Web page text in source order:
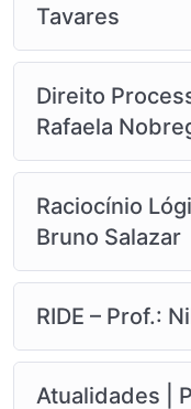
Tavares
Direito
Rafaela
Raciocínio
Bruno Salazar
RIDE – Prof.:
Atualidades |